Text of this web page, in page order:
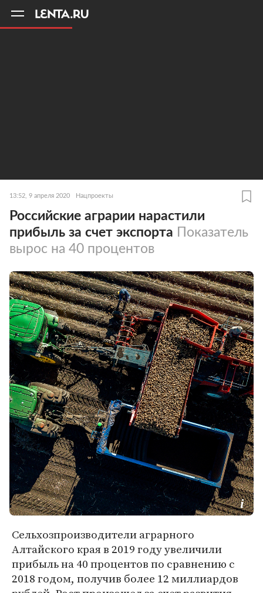
13:52, 9 апреля 2020 Нацпроекты
Российские аграрии нарастили
прибыль за счет экспорта Показатель
вырос на 40 процентов
Сельхозпроизводители аграрного
Алтайского края в 2019 году увеличили
прибыль на 40 процентов по сравнению с
2018 годом, получив более 12 миллиардов